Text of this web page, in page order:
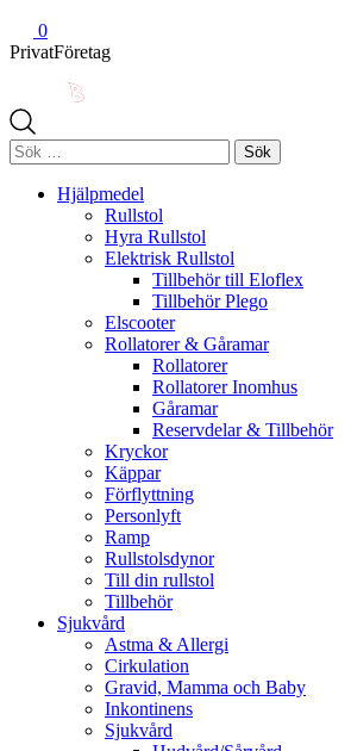
0
PrivatFöretag
Sök
efter:
Hjälpmedel
Rullstol
Hyra Rullstol
Elektrisk Rullstol
Tillbehör till Eloflex
Tillbehör Plego
Elscooter
Rollatorer & Gåramar
Rollatorer
Rollatorer Inomhus
Gåramar
Reservdelar & Tillbehör
Kryckor
Käppar
Förflyttning
Personlyft
Ramp
Rullstolsdynor
Till din rullstol
Tillbehör
Sjukvård
Astma & Allergi
Cirkulation
Gravid, Mamma och Baby
Inkontinens
Sjukvård